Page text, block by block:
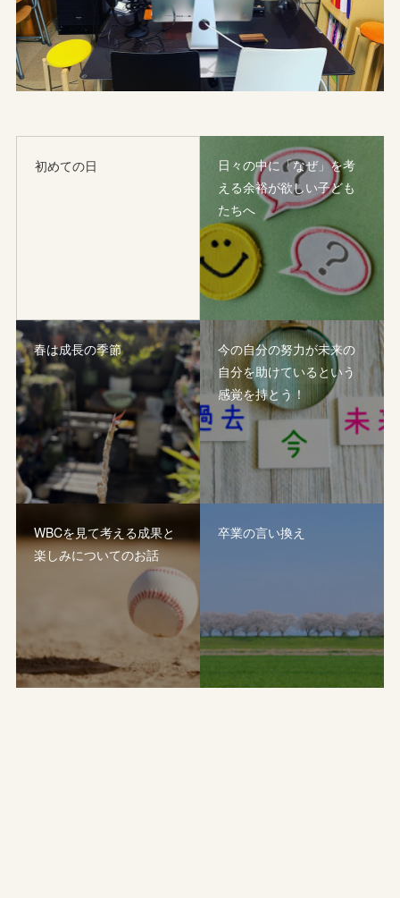
初めての日
日々の中に「なぜ」を考
える余裕が欲しい子ども
たちへ
春は成長の季節
今の自分の努力が未来の
自分を助けているという
感覚を持とう！
WBCを見て考える成果と
楽しみについてのお話
卒業の言い換え